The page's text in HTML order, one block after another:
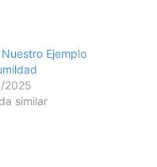
Ejemplo
2025
similar